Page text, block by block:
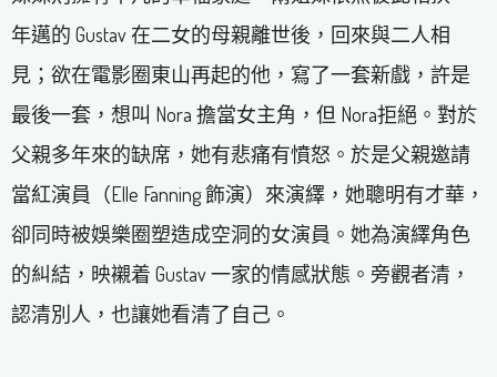
年邁的 Gustav 在二女的母親離世後，回來與二人相
見；欲在電影圈東山再起的他，寫了一套新戲，許是
最後一套，想叫 Nora 擔當女主角，但 Nora拒絕。對於
父親多年來的缺席，她有悲痛有憤怒。於是父親邀請
當紅演員（Elle Fanning 飾演）來演繹，她聰明有才華，
卻同時被娛樂圈塑造成空洞的女演員。她為演繹角色
的糾結，映襯着 Gustav 一家的情感狀態。旁觀者清，
認清別人，也讓她看清了自己。